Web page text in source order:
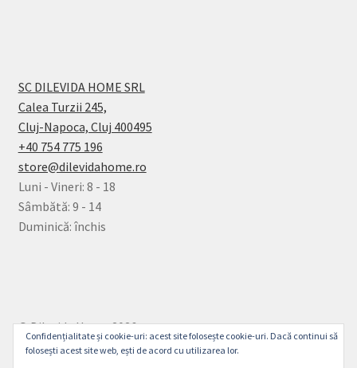
SC DILEVIDA HOME SRL
Calea Turzii 245,
Cluj-Napoca, Cluj 400495
+40 754 775 196
store@dilevidahome.ro
Luni - Vineri: 8 - 18
Sâmbătă: 9 - 14
Duminică: închis
© Dilevida Home 2026
Politică de Confidențialitate
Construit cu
Confidențialitate și cookie-uri: acest site folosește cookie-uri. Dacă continui să
folosești acest site web, ești de acord cu utilizarea lor.